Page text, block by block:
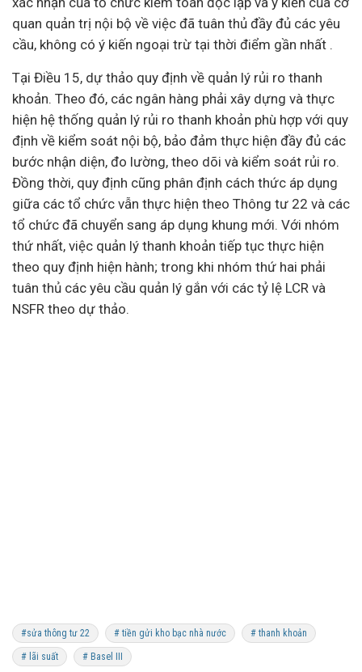
quan quản trị nội bộ về việc đã tuân thủ đầy đủ các yêu
cầu, không có ý kiến ngoại trừ tại thời điểm gần nhất .
Tại Điều 15, dự thảo quy định về quản lý rủi ro thanh
khoản. Theo đó, các ngân hàng phải xây dựng và thực
hiện hệ thống quản lý rủi ro thanh khoản phù hợp với quy
định về kiểm soát nội bộ, bảo đảm thực hiện đầy đủ các
bước nhận diện, đo lường, theo dõi và kiểm soát rủi ro.
Đồng thời, quy định cũng phân định cách thức áp dụng
giữa các tổ chức vẫn thực hiện theo Thông tư 22 và các
tổ chức đã chuyển sang áp dụng khung mới. Với nhóm
thứ nhất, việc quản lý thanh khoản tiếp tục thực hiện
theo quy định hiện hành; trong khi nhóm thứ hai phải
tuân thủ các yêu cầu quản lý gắn với các tỷ lệ LCR và
NSFR theo dự thảo.
#sửa thông tư 22 # tiền gửi kho bạc nhà nước # thanh khoản
# lãi suất # Basel III